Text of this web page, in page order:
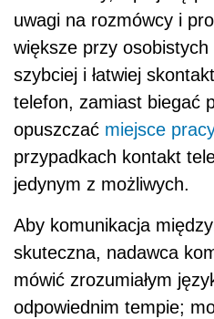
uwagi na rozmówcy i
większe przy
szybciej i łatwiej
telefon, zamiast biegać
opuszczać miejsce pracy
przypadkach kontakt
jedynym z możliwych.
Aby komunikacja
skuteczna, nadawca
mówić zrozumiałym
odpowiednim tempie;